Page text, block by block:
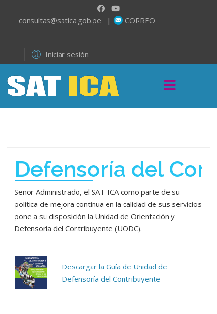
consultas@satica.gob.pe | CORREO
Iniciar sesión
Defensoría del
Señor Administrado, el SAT-ICA como parte de su
política de mejora continua en la calidad de sus servicios
pone a su disposición la Unidad de Orientación y
Defensoría del Contribuyente (UODC).
Descargar la Guía de Unidad de
Defensoría del Contribuyente